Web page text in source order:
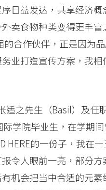
日益发达，共享经济
卖食物种类变得更丰
合作伙伴，正是因为
业打造宣传方案，我
适之先生（Basil）及任
学院毕业生，在学期间
HERE的一份子，我在
令人眼前一亮，部分
机会把当中合适的元素